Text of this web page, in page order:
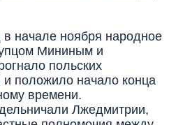
в начале ноября народное
Мининым и
польских
положило начало конца
времени.
Лжедмитрии,